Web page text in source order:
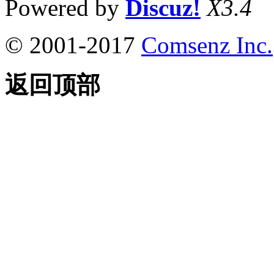
Powered by Discuz! X3.4
© 2001-2017 Comsenz Inc.
返回顶部